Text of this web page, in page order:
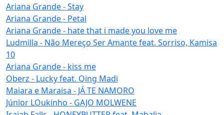
Ariana Grande - Stay
Ariana Grande - Petal
Ariana Grande - hate that i made you love me
Ludmilla - Não Mereço Ser Amante feat. Sorriso, Kamisa
10
Ariana Grande - kiss me
Oberz - Lucky feat. Qing Madi
Maiara e Maraisa - JÁ TE NAMORO
Júnior LOukinho - GAJO MOLWENE